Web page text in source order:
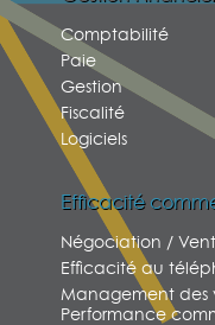
Comptabilité
Paie
Gestion
Fiscalité
Logiciels
Efficacité
Négociation /
Efficacité au
Management des
Performance